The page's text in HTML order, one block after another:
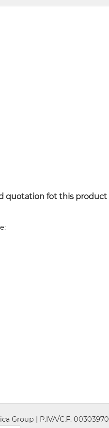
quotation fot this product
:
Group | P.IVA/C.F.